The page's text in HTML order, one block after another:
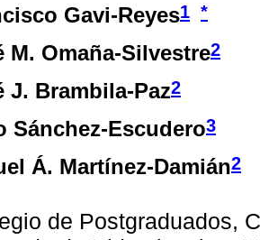
Gavi-Reyes1 *
M. Omaña-Silvestre2
J. Brambila-Paz2
Sánchez-Escudero3
Á. Martínez-Damián2
de Postgraduados,